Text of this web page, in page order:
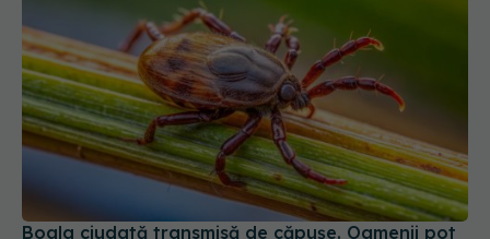
Boala ciudată transmisă de căpușe. Oamenii pot
deveni alergici la carne și produse lactate